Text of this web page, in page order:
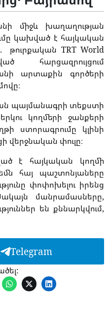
միջև խաղաղության
կախված է հայկական
թուրքական TRT World
հարցազրույցում
արտաքին գործերի
պայմանագրի տեքստի
երկու կողմերի ջանքերի
ստորագրումը կլինի
վերջնական փուլը։
է հայկական կողմի
հայ պաշտոնյաները
փոփոխելու իրենց
մանրամասները,
են քննարկվում,
Telegram